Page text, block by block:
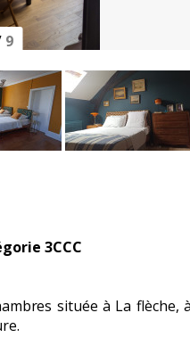
9
3CCC
située à La flèche,